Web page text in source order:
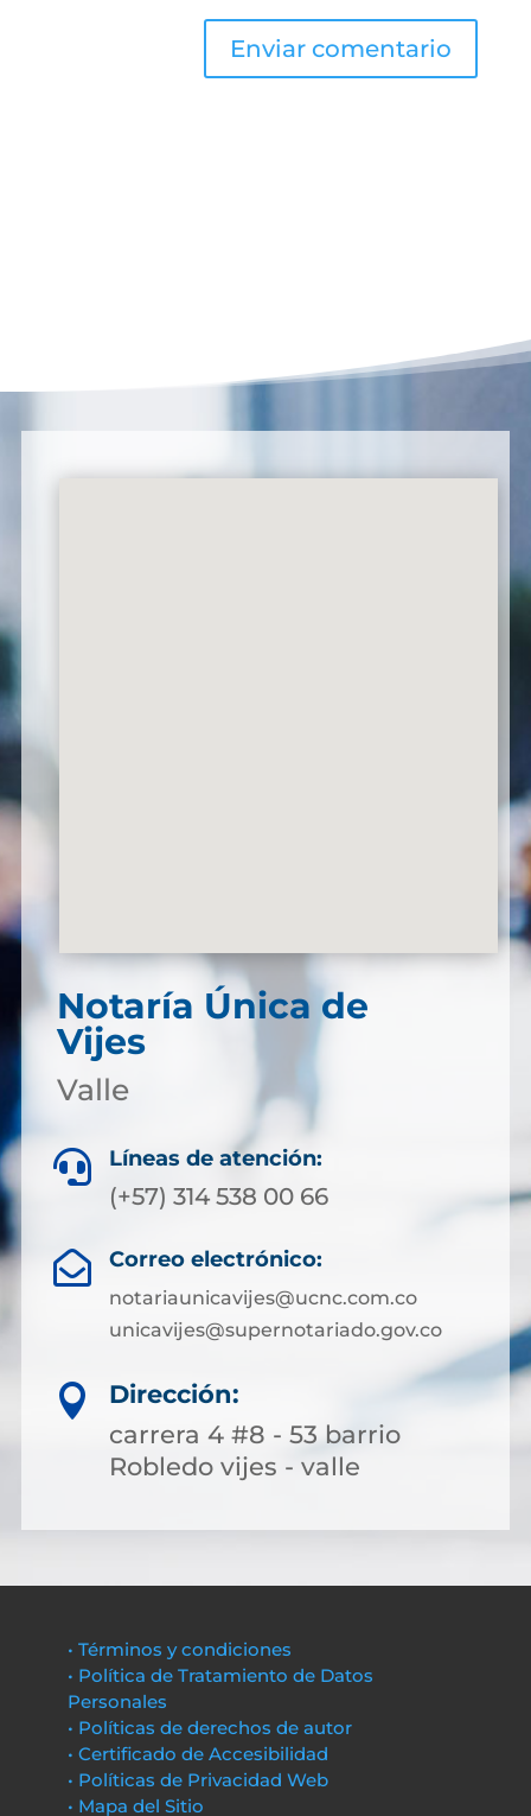
Notaría Única de
Vijes
Valle
 Líneas de atención:
(+57) 314 538 00 66
 Correo electrónico:
notariaunicavijes@ucnc.com.co
unicavijes@supernotariado.gov.co

Dirección:
carrera 4 #8 - 53 barrio
Robledo vijes - valle
• Términos y condiciones
• Política de Tratamiento de Datos
Personales
• Políticas de derechos de autor
• Certificado de Accesibilidad
• Políticas de Privacidad Web
• Mapa del Sitio